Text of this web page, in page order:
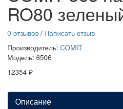
RO80
0 отзывов / Написать отзыв
Производитель: COMIT
Модель: 6506
12354 ₽
Описание